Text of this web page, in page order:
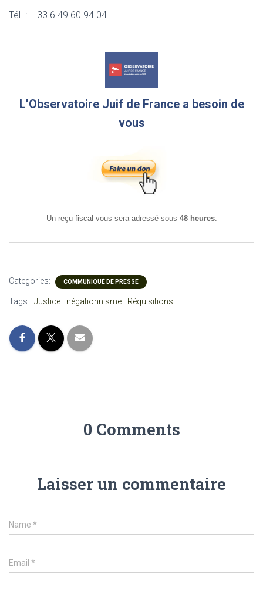
Tél. : + 33 6 49 60 94 04
L’Observatoire Juif de France a besoin de
vous
Un reçu fiscal vous sera adressé sous 48 heures.
Categories: COMMUNIQUÉ DE PRESSE
Tags: Justice négationnisme Réquisitions
0 Comments
Laisser un commentaire
Name *
Email *